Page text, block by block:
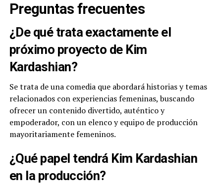
Preguntas frecuentes
¿De qué trata exactamente el
próximo proyecto de Kim
Kardashian?
Se trata de una comedia que abordará historias y temas
relacionados con experiencias femeninas, buscando
ofrecer un contenido divertido, auténtico y
empoderador, con un elenco y equipo de producción
mayoritariamente femeninos.
¿Qué papel tendrá Kim Kardashian
en la producción?